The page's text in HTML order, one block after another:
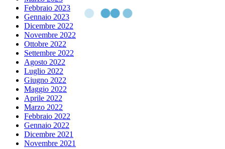
Febbraio 2023
Gennaio 2023
Dicembre 2022
Novembre 2022
Ottobre 2022
Settembre 2022
Agosto 2022
Luglio 2022
Giugno 2022
Maggio 2022
Aprile 2022
Marzo 2022
Febbraio 2022
Gennaio 2022
Dicembre 2021
Novembre 2021